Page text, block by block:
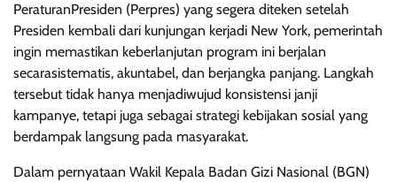
PeraturanPresiden (Perpres) yang segera diteken setelah
Presiden kembali dari kunjungan kerjadi New York, pemerintah
ingin memastikan keberlanjutan program ini berjalan
secarasistematis, akuntabel, dan berjangka panjang. Langkah
tersebut tidak hanya menjadiwujud konsistensi janji
kampanye, tetapi juga sebagai strategi kebijakan sosial yang
berdampak langsung pada masyarakat.
Dalam pernyataan Wakil Kepala Badan Gizi Nasional (BGN)